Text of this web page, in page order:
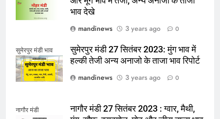
भाव देखे
mandinews
3 years ago 0
सुमेरपुर मंडी भाव
सुमेरपुर मंडी 27 सितंबर 2023: मुंग भाव में
हल्की तेजी अन्य अनाजो के ताजा भाव रिपोर्ट
mandinews
3 years ago 0
नागौर मंडी
नागौर मंडी 27 सितंबर 2023 : ग्वार, मैथी,